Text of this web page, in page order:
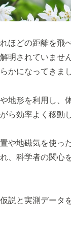
ほどの距離を飛
明されていませ
かになってきまし
地形を利用し、
ら効率よく移動
や地磁気を使っ
、科学者の関心
説と実測データ